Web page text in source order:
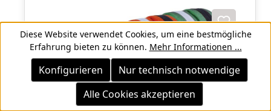
Diese Website verwendet Cookies, um eine bestmögliche
Erfahrung bieten zu können. Mehr Informationen ...
Nur technisch notwendige
Konfigurieren
Alle Cookies akzeptieren